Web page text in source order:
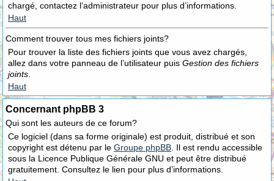
chargé, contactez l’administrateur pour plus d’informations.
Haut
Comment trouver tous mes fichiers joints?
Pour trouver la liste des fichiers joints que vous avez chargés,
allez dans votre panneau de l’utilisateur puis Gestion des fichiers
joints
Haut
Concernant phpBB 3
Qui sont les auteurs de ce forum?
Ce logiciel (dans sa forme originale) est produit, distribué et son
copyright est détenu par le Groupe phpBB . Il est rendu accessible
sous la Licence Publique Générale GNU et peut être distribué
gratuitement. Consultez le lien pour plus d’informations.